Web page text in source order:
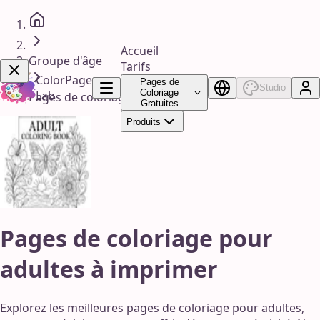
Profitez-en !
ColorPage
Lab
Accueil
Tarifs
Pages de
Coloriage
Gratuites
Produits
Studio
Groupe d'âge
Pages de coloriage pour adultes
Pages de coloriage pour
adultes à imprimer
Explorez les meilleures pages de coloriage pour adultes,